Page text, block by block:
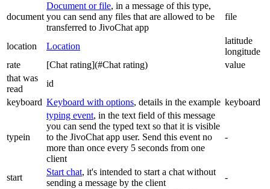
document
Document or file, in a message of this type,
you can send any files that are allowed to be
transferred to JivoChat app
file
location Location
latitude
longitude
rate
[Chat rating](#Chat rating)
value
that was
read
id
keyboard Keyboard with options, details in the example keyboard
typein
typing event, in the text field of this message
you can send the typed text so that it is visible
to the JivoChat app user. Send this event no
more than once every 5 seconds from one
client
-
start
Start chat, it's intended to start a chat without
sending a message by the client
-